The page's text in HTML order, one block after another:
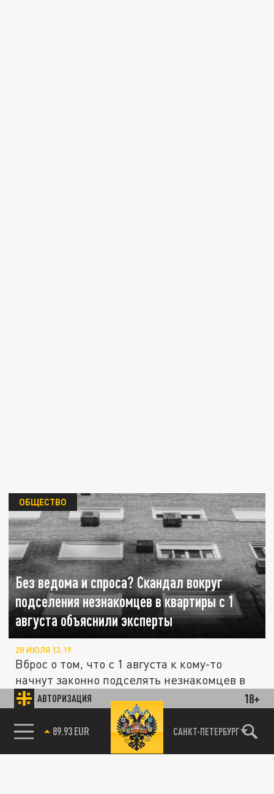
АВТОРИЗАЦИЯ 18+
85.64 BRENT САНКТ-ПЕТЕРБУРГ
Без ведома и спроса? Скандал вокруг
подселения незнакомцев в квартиры с 1
августа объяснили эксперты
ОБЩЕСТВО
28 ИЮЛЯ 13:19
Вброс о том, что с 1 августа к кому-то
начнут законно подселять незнакомцев в
квартиру, наделал немало шума....
ОБЩЕСТВО